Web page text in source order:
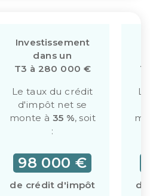
Investissement
dans un
T3 à 280 000 €
Le taux du crédit
d'impôt net se
monte à 35 %, soit
:
98 000 €
de crédit d'impôt